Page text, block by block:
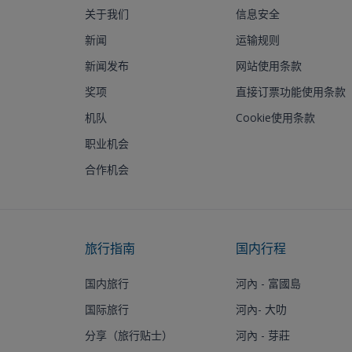
关于我们
新闻
新闻发布
奖项
机队
职业机会
合作机会
信息安全
运输规则
网站使用条款
直接订票功能使用条款
Cookie使用条款
旅行指南
国内旅行
国际旅行
分享（旅行贴士）
国内行程
河內 - 富國島
河內- 大叻
河內 - 芽莊